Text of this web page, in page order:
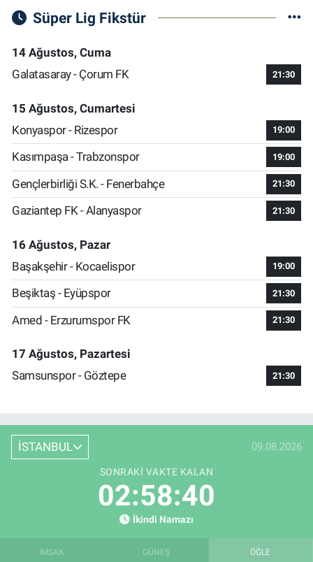
Süper Lig Fikstür
14 Ağustos, Cuma
Galatasaray - Çorum FK
21:30
15 Ağustos, Cumartesi
Konyaspor - Rizespor
19:00
Kasımpaşa - Trabzonspor 19:00
Gençlerbirliği S.K. - Fenerbahçe 21:30
Gaziantep FK - Alanyaspor 21:30
16 Ağustos, Pazar
Başakşehir - Kocaelispor
19:00
Beşiktaş - Eyüpspor 21:30
Amed - Erzurumspor FK 21:30
17 Ağustos, Pazartesi
Samsunspor - Göztepe
21:30
İSTANBUL 09.08.2026
SONRAKI VAKTE KALAN
02:58:39
İkindi Namazı
İMSAK GÜNEŞ ÖĞLE